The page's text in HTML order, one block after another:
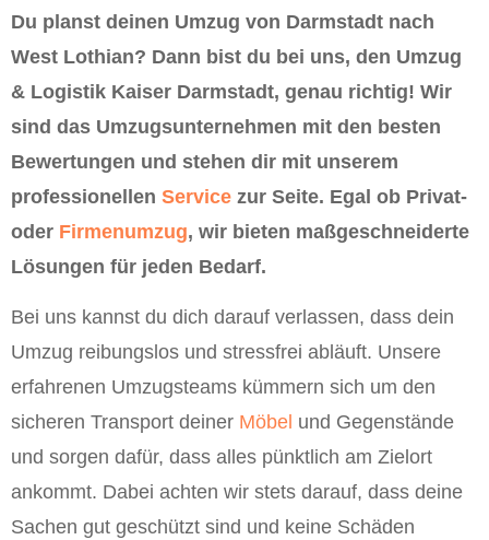
Du planst deinen Umzug von Darmstadt nach
West Lothian? Dann bist du bei uns, den Umzug
& Logistik Kaiser Darmstadt, genau richtig! Wir
sind das Umzugsunternehmen mit den besten
Bewertungen und stehen dir mit unserem
professionellen Service zur Seite. Egal ob Privat-
oder Firmenumzug, wir bieten maßgeschneiderte
Lösungen für jeden Bedarf.
Bei uns kannst du dich darauf verlassen, dass dein
Umzug reibungslos und stressfrei abläuft. Unsere
erfahrenen Umzugsteams kümmern sich um den
sicheren Transport deiner Möbel und Gegenstände
und sorgen dafür, dass alles pünktlich am Zielort
ankommt. Dabei achten wir stets darauf, dass deine
Sachen gut geschützt sind und keine Schäden